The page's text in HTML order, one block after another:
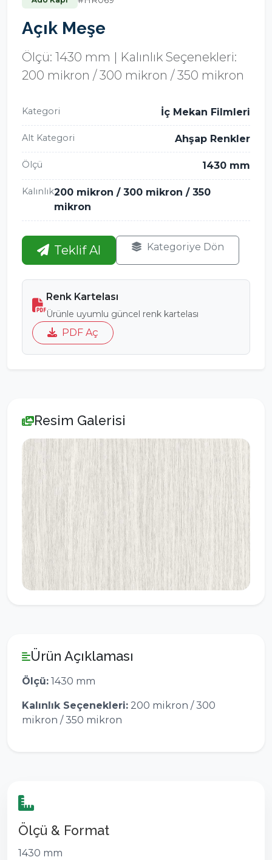
Açık Meşe
Ölçü: 1430 mm | Kalınlık Seçenekleri:
200 mikron / 300 mikron / 350 mikron
Kategori İç Mekan Filmleri
Alt Kategori Ahşap Renkler
Ölçü 1430 mm
Kalınlık200 mikron / 300 mikron / 350
mikron
Teklif Al Kategoriye Dön
Renk Kartelası
Ürünle uyumlu güncel renk kartelası
PDF Aç
Resim Galerisi
Ürün Açıklaması
Ölçü: 1430 mm
Kalınlık Seçenekleri: 200 mikron / 300
mikron / 350 mikron
Ölçü & Format
1430 mm